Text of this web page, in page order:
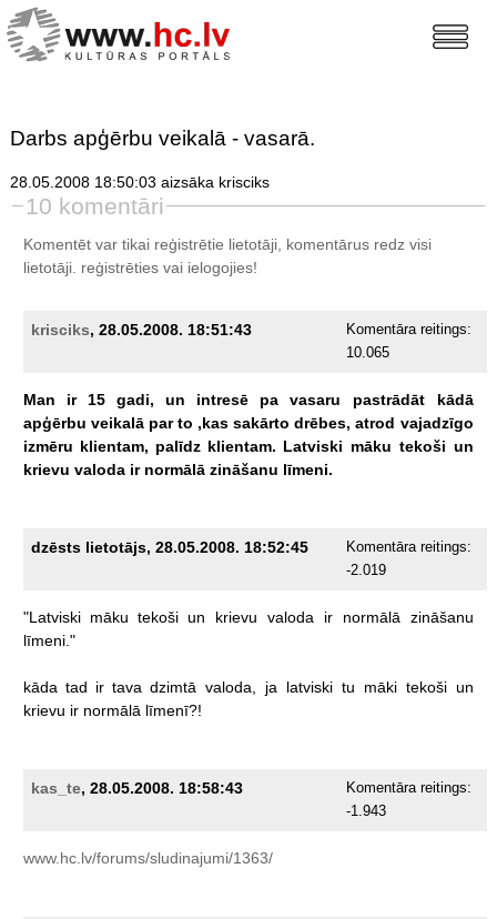
Darbs apģērbu veikalā - vasarā.
28.05.2008 18:50:03 aizsāka krisciks
10 komentāri
Komentēt var tikai reģistrētie lietotāji, komentārus redz visi
lietotāji. reģistrētiesvai ielogojies!
krisciks, 28.05.2008. 18:51:43
Komentāra reitings:
10.065
Man ir 15 gadi, un intresē pa vasaru pastrādāt
kādā
apģērbu veikalā par to ,kas sakārto drēbes, atrod vajadzīgo
izmēru klientam, palīdz klientam. Latviski māku tekoši un
krievu valoda ir normālā zināšanu līmeni.
dzēsts lietotājs, 28.05.2008. 18:52:45
Komentāra reitings:
-2.019
"Latviski māku tekoši un krievu valoda ir normālā
zināšanu
līmeni."
kāda tad ir tava dzimtā valoda, ja latviski tu māki tekoši un
krievu ir normālā līmenī?!
kas_te, 28.05.2008. 18:58:43
Komentāra reitings:
-1.943
www.hc.lv/forums/sludinajumi/1363/